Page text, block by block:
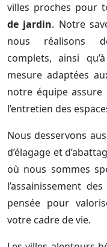
villes proches pour
de jardin. Notre
nous réalisons
complets, ainsi
mesure adaptées
notre équipe
l’entretien des
Nous desservons
d’élagage et
où nous sommes
l’assainissement
pensée pour
votre cadre de vie.